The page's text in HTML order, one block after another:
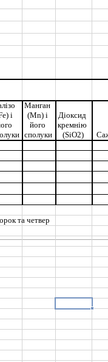
і
Манган
(Mn) і
його
сполуки
Діоксид
кремнію
(SiO2)
та четвер